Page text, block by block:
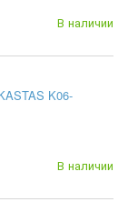
В наличии
K06-
В наличии